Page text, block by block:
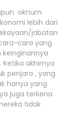
oknum
lebih dari
jabatan
cara yang
akhirnya
penjara , yang
hanya yang
juga terkena
tidak